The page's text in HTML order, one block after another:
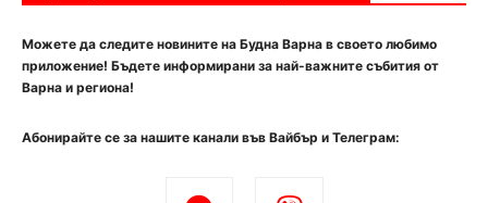
Можете да следите новините на Будна Варна в своето любимо
приложение! Бъдете информирани за най-важните събития от
Варна и региона!
Абонирайте се за нашите канали във Вайбър и Телеграм: